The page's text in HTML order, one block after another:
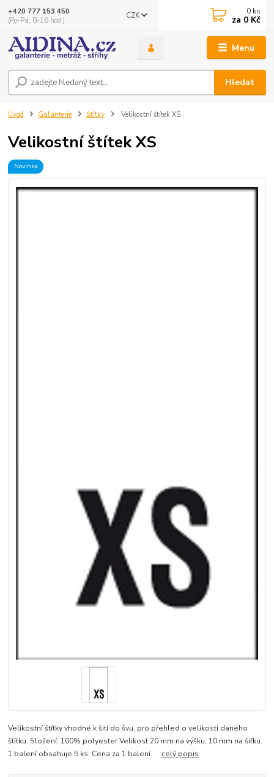
Menu
CZK
Hledat
+420 777 153 450
(Po-Pá, 8-16 hod.)
0 ks
za 0 Kč
Úvod Galanterie Štítky Velikostní štítek XS
Velikostní štítek XS
Novinka
Velikostní štítky vhodné k šití do švu, pro přehled o velikosti daného
štítku. Složení: 100% polyester Velikost 20 mm na výšku, 10 mm na šířku.
1 balení obsahuje 5 ks. Cena za 1 balení. celý popis